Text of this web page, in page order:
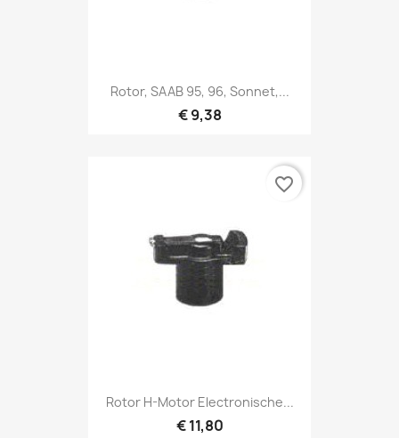
Rotor, SAAB 95, 96, Sonnet,...
€ 9,38
Rotor H-Motor Electronische...
€ 11,80
favorite_border